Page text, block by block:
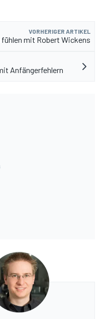
VORHERIGER ARTIKEL
fühlen mit Robert Wickens
Anfängerfehlern